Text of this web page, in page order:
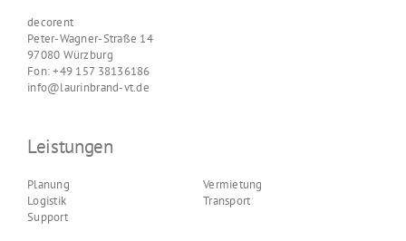
decorent
Peter-Wagner-Straße 14
97080 Würzburg
Fon: +49 157 38136186
info@laurinbrand-vt.de
Leistungen
Planung
Logistik
Support
Vermietung
Transport